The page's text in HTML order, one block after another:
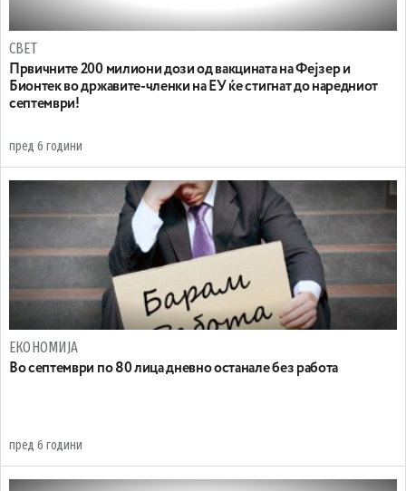
СВЕТ
Првичните 200 милиони дози од вакцината на Фејзер и
Бионтек во државите-членки на ЕУ ќе стигнат до наредниот
септември!
пред 6 години
ЕКОНОМИЈА
Во септември по 80 лица дневно останале без работа
пред 6 години